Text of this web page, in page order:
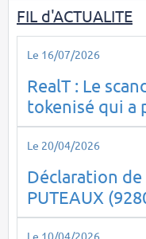
FIL d'ACTUALITE
Le 16/07/2026
RealT : Le
tokenisé qui a
Le 20/04/2026
Déclaration
PUTEAUX
impôts en
Le 10/04/2026